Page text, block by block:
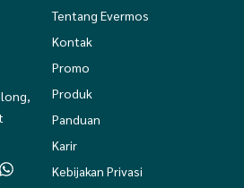
Tentang Evermos
Kontak
Promo
Produk
Panduan
Karir
Kebijakan Privasi